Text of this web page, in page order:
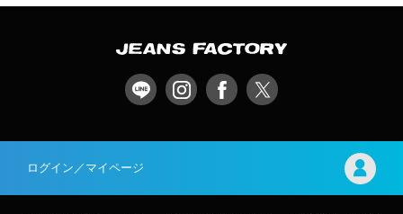
ログイン／マイページ